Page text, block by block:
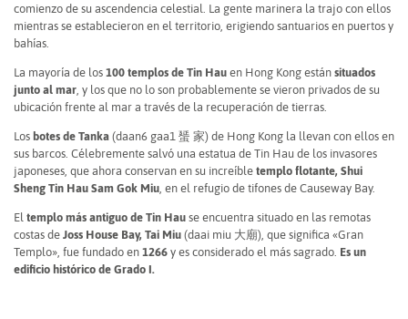
comienzo de su ascendencia celestial. La gente marinera la trajo con ellos
mientras se establecieron en el territorio, erigiendo santuarios en puertos y
bahías.
La mayoría de los 100 templos de Tin Hau en Hong Kong están situados
junto al mar , y los que no lo son probablemente se vieron privados de su
ubicación frente al mar a través de la recuperación de tierras.
Los botes de Tanka (daan6 gaa1 蜑 家) de Hong Kong la llevan con ellos en
sus barcos. Célebremente salvó una estatua de Tin Hau de los invasores
japoneses, que ahora conservan en su increíble templo flotante, Shui
Sheng Tin Hau Sam Gok Miu , en el refugio de tifones de Causeway Bay.
El templo más antiguo de Tin Hau se encuentra situado en las remotas
costas de Joss House Bay, Tai Miu (daai miu 大廟), que significa «Gran
Templo», fue fundado en 1266 y es considerado el más sagrado. Es un
edificio histórico de Grado I.